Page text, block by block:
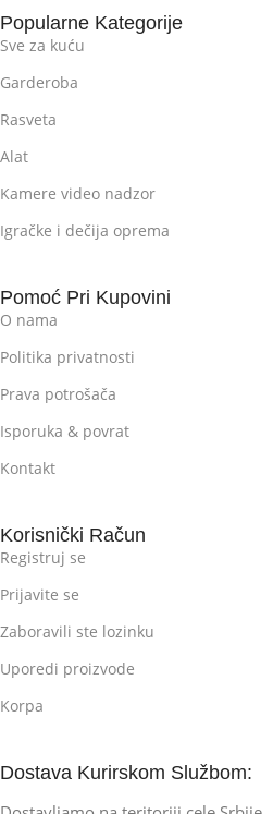
Popularne Kategorije
Sve za kuću
Garderoba
Rasveta
Alat
Kamere video nadzor
Igračke i dečija oprema
Pomoć Pri Kupovini
O nama
Politika privatnosti
Prava potrošača
Isporuka & povrat
Kontakt
Korisnički Račun
Registruj se
Prijavite se
Zaboravili ste lozinku
Uporedi proizvode
Korpa
Dostava Kurirskom Službom: